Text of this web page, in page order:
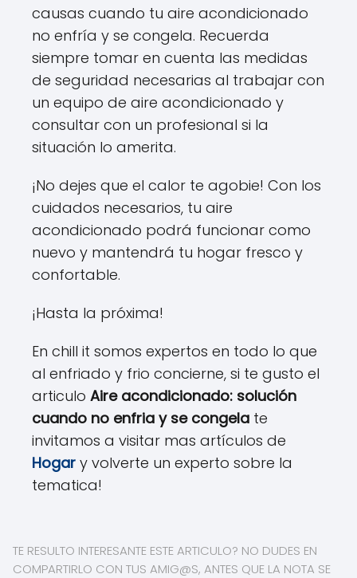
causas cuando tu aire acondicionado
no enfría y se congela. Recuerda
siempre tomar en cuenta las medidas
de seguridad necesarias al trabajar con
un equipo de aire acondicionado y
consultar con un profesional si la
situación lo amerita.
¡No dejes que el calor te agobie! Con los
cuidados necesarios, tu aire
acondicionado podrá funcionar como
nuevo y mantendrá tu hogar fresco y
confortable.
¡Hasta la próxima!
En chill it somos expertos en todo lo que
al enfriado y frio concierne, si te gusto el
articulo Aire acondicionado: solución
cuando no enfria y se congela te
invitamos a visitar mas artículos de
Hogar y volverte un experto sobre la
tematica!
TE RESULTO INTERESANTE ESTE ARTICULO? NO DUDES EN
COMPARTIRLO CON TUS AMIG@S, ANTES QUE LA NOTA SE